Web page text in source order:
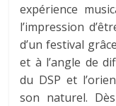
expérience
l’impression
d’un festival
et à l’angle de
du DSP et
son naturel.